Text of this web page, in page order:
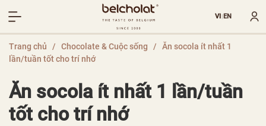
VI|EN
Trang chủ / Chocolate & Cuộc sống /
Ăn socola ít nhất 1
lần/tuần tốt cho trí nhớ
Ăn socola ít nhất 1 lần/tuần
tốt cho trí nhớ